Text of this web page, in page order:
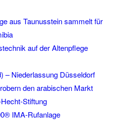
aus Taunusstein sammelt für
auf der Altenpflege
– Niederlassung Düsseldorf
den arabischen Markt
Stiftung
IMA-Rufanlage